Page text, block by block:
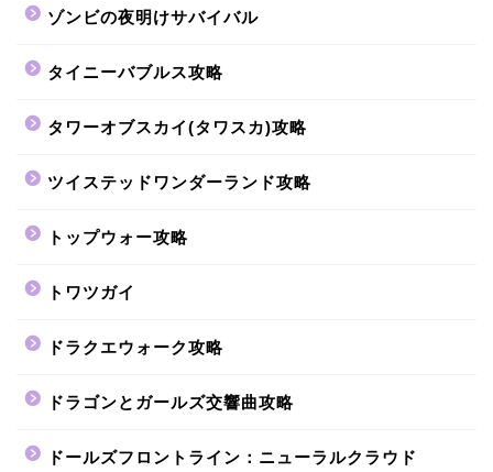
ゾンビの夜明けサバイバル
タイニーバブルス攻略
タワーオブスカイ(タワスカ)攻略
ツイステッドワンダーランド攻略
トップウォー攻略
トワツガイ
ドラクエウォーク攻略
ドラゴンとガールズ交響曲攻略
ドールズフロントライン：ニューラルクラウド